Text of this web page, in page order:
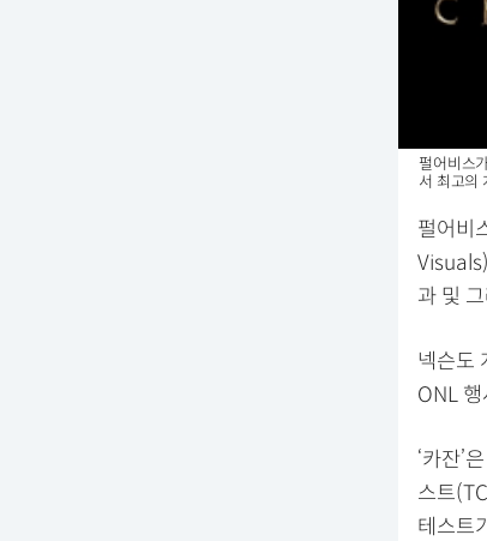
펄어비스
서 최고의
펄어비
과 및
넥슨도
ONL 행
‘카잔’
스트
테스트